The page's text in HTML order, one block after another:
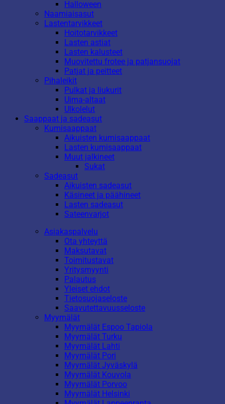
Halloween
Naamiaisasut
Lastentarvikkeet
Hoitotarvikkeet
Lasten astiat
Lasten kalusteet
Muovitettu frotee ja patjansuojat
Patjat ja peitteet
Pihaleikit
Pulkat ja liukurit
Uima-altaat
Ulkolelut
Saappaat ja sadeasut
Kumisaappaat
Aikuisten kumisaappaat
Lasten kumisaappaat
Muut jalkineet
Sukat
Sadeasut
Aikuisten sadeasut
Käsineet ja päähineet
Lasten sadeasut
Sateenvarjot
Asiakaspalvelu
Ota yhteyttä
Maksutavat
Toimitustavat
Yritysmyynti
Palautus
Yleiset ehdot
Tietosuojaseloste
Saavutettavuusseloste
Myymälät
Myymälät Espoo Tapiola
Myymälät Turku
Myymälät Lahti
Myymälät Pori
Myymälät Jyväskylä
Myymälät Kouvola
Myymälät Porvoo
Myymälät Helsinki